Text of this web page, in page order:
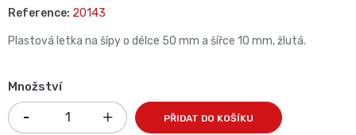
Reference: 20143
Plastová letka na šípy o délce 50 mm a šířce 10 mm, žlutá.
Množství
PŘIDAT DO KOŠÍKU